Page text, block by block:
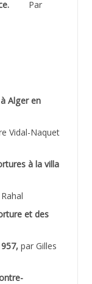
Par
Alger en
Vidal-Naquet
à la villa
et des
par Gilles